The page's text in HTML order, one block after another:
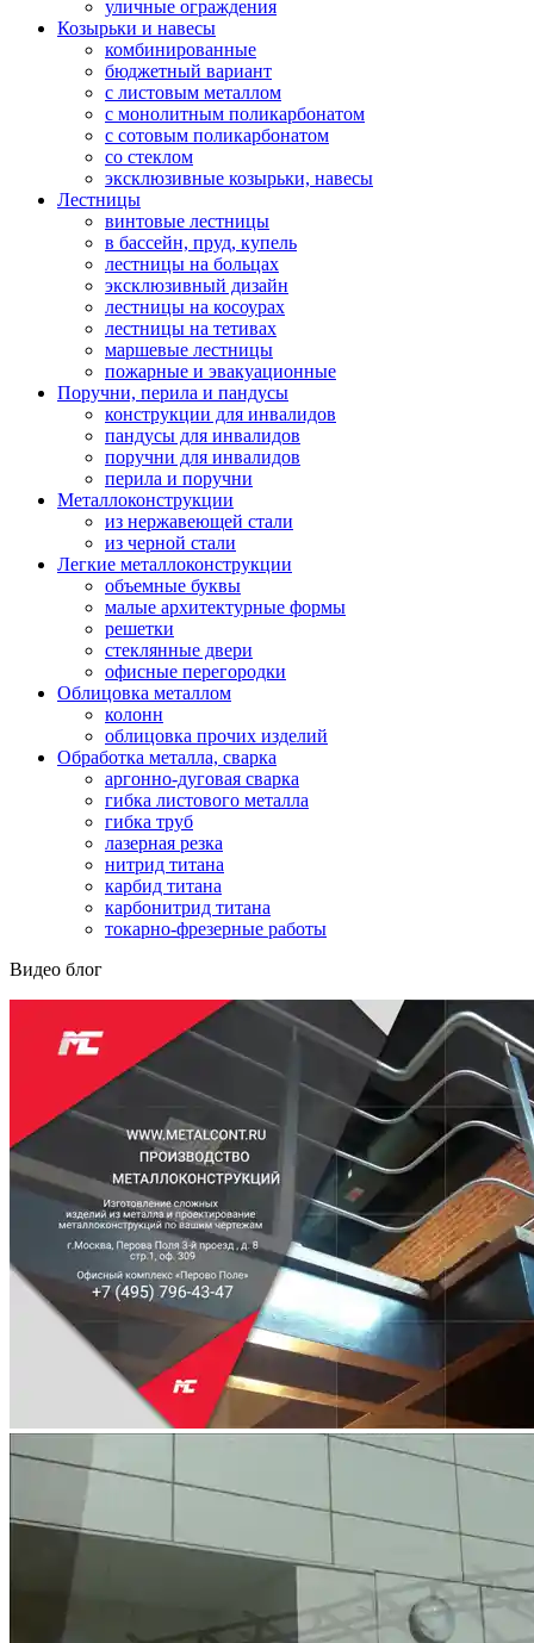
уличные ограждения
Козырьки и навесы
комбинированные
бюджетный вариант
с листовым металлом
с монолитным поликарбонатом
с сотовым поликарбонатом
со стеклом
эксклюзивные козырьки, навесы
Лестницы
винтовые лестницы
в бассейн, пруд, купель
лестницы на больцах
эксклюзивный дизайн
лестницы на косоурах
лестницы на тетивах
маршевые лестницы
пожарные и эвакуационные
Поручни, перила и пандусы
конструкции для инвалидов
пандусы для инвалидов
поручни для инвалидов
перила и поручни
Металлоконструкции
из нержавеющей стали
из черной стали
Легкие металлоконструкции
объемные буквы
малые архитектурные формы
решетки
стеклянные двери
офисные перегородки
Облицовка металлом
колонн
облицовка прочих изделий
Обработка металла, сварка
аргонно-дуговая сварка
гибка листового металла
гибка труб
лазерная резка
нитрид титана
карбид титана
карбонитрид титана
токарно-фрезерные работы
Видео блог